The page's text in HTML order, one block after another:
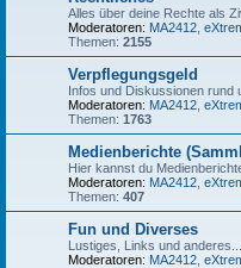
Alles über deine Rechte als
Moderatoren: MA2412
Themen: 2155
Verpflegungsgeld
Infos und Diskussionen rund
Moderatoren: MA2412
Themen: 1763
Medienberichte
Hier kannst du
Moderatoren: MA2412
Themen: 407
Fun und Diverses
Lustiges, Links und anderes...
Moderatoren: MA2412